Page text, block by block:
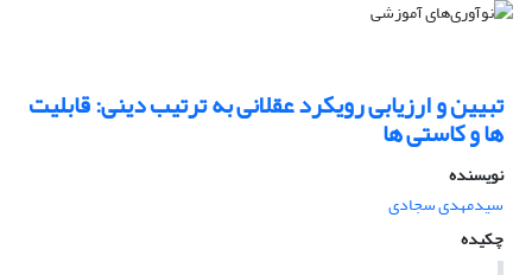
تبیین و ارزیابی رویکرد عقلانی به ترتیب دینی: قابلیت
ها و کاستی ها
نویسنده
سیدمهدی سجادی
چکیده